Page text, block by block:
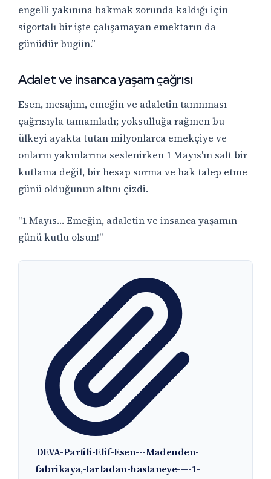
engelli yakınına bakmak zorunda kaldığı için
sigortalı bir işte çalışamayan emektarın da
günüdür bugün.”
Adalet ve insanca yaşam çağrısı
Esen, mesajını, emeğin ve adaletin tanınması
çağrısıyla tamamladı; yoksulluğa rağmen bu
ülkeyi ayakta tutan milyonlarca emekçiye ve
onların yakınlarına seslenirken 1 Mayıs'ın salt bir
kutlama değil, bir hesap sorma ve hak talep etme
günü olduğunun altını çizdi.
"1 Mayıs… Emeğin, adaletin ve insanca yaşamın
günü kutlu olsun!"
DEVA-Partili-Elif-Esen---Madenden-
fabrikaya,-tarladan-hastaneye-—-1-